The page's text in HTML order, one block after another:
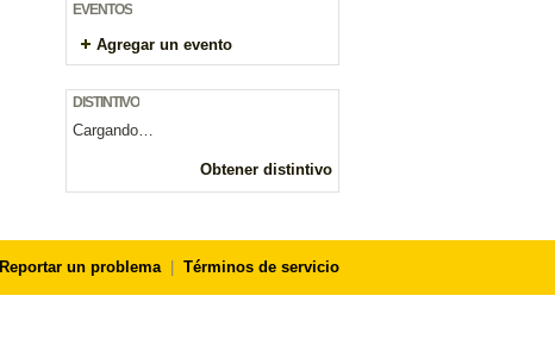
EVENTOS
Agregar un evento
DISTINTIVO
Cargando…
Obtener distintivo
Reportar un problema| Términos de servicio